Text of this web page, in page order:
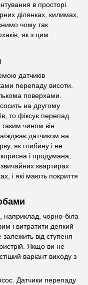
в просторі.
ділянках, килимах,
чому так
як з цим
датчиків
перепаду висоти.
поверхами.
на другому
то фіксує перепад
таким чином він
датчиком на
як глибину і не
і продумана,
квартирах
і які мають покриття
чорно-біла
і витратити деякий
від ступеня
Якщо ви не
варіант виходу з
Датчики перепаду